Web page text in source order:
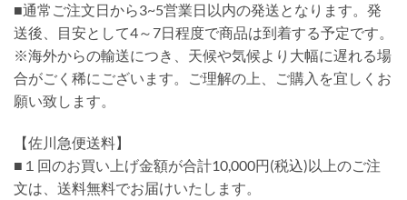
■通常ご注文日から3~5営業日以内の発送となります。発
送後、目安として4～7日程度で商品は到着する予定です。
※海外からの輸送につき、天候や気候より大幅に遅れる場
合がごく稀にございます。ご理解の上、ご購入を宜しくお
願い致します。
【佐川急便送料】
■１回のお買い上げ金額が合計10,000円(税込)以上のご注
文は、送料無料でお届けいたします。